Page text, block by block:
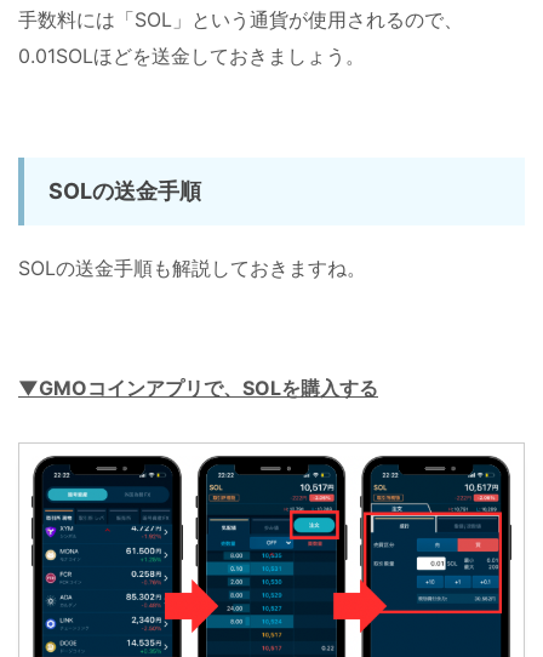
手数料には「SOL」という通貨が使用されるので、
0.01SOLほどを送金しておきましょう。
SOLの送金手順
SOLの送金手順も解説しておきますね。
▼GMOコインアプリで、SOLを購入する